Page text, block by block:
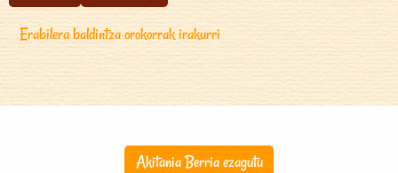
Erabilera baldintza orokorrak irakurri
Akitania Berria ezagutu